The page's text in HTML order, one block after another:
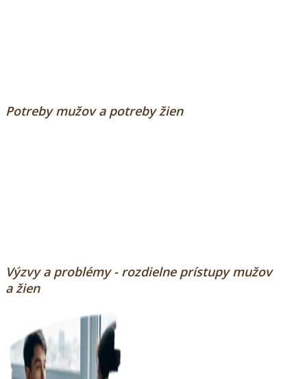
Potreby mužov a potreby žien
Výzvy a problémy - rozdielne prístupy mužov
a žien